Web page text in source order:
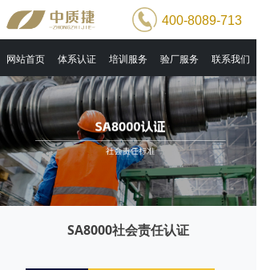
网站首页 体系认证 培训服务 验厂服务 联系我们
400-8089-713
SA8000社会责任认证